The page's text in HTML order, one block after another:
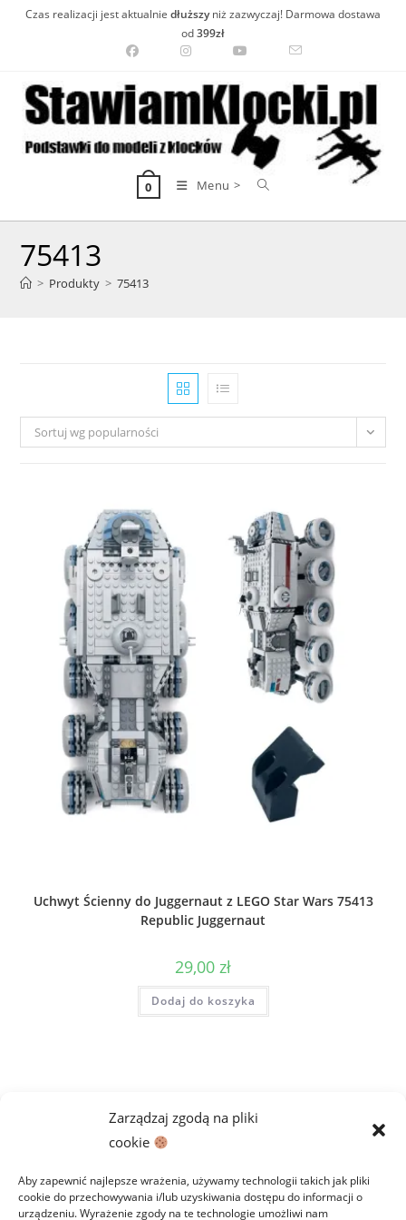
Zarządzaj zgodą na pliki
cookie
Aby zapewnić najlepsze wrażenia, używamy technologii takich jak pliki
cookie do przechowywania i/lub uzyskiwania dostępu do informacji o
urządzeniu. Wyrażenie zgody na te technologie umożliwi nam
Czas realizacji jest aktualnie dłuższyniż zazwyczaj! Darmowa dostawa
od399zł
0 Menu >
75413
> Produkty > 75413
Sortuj wg popularności
Uchwyt Ścienny do Juggernaut z LEGO Star Wars 75413
Republic Juggernaut
29,00 zł
Dodaj do koszyka